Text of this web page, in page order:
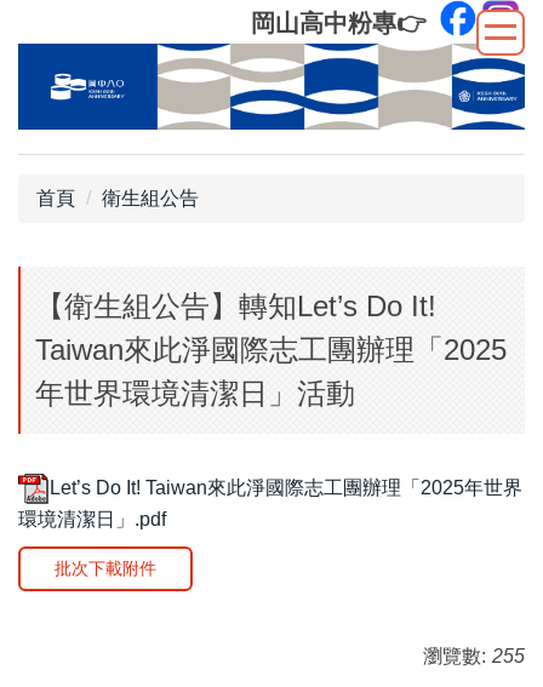
到
內
岡山高中粉專👉
首頁 衛生組公告
【衛生組公告】轉知Let’s Do It!
Taiwan來此淨國際志工團辦理「2025
年世界環境清潔日」活動
Let’s Do It! Taiwan來此淨國際志工團辦理「2025年世界
環境清潔日」.pdf
批次下載附件
瀏覽數: 255